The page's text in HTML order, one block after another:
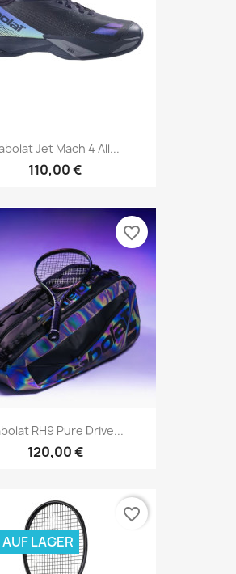
Jet Mach 4 All...
110,00 €
RH9 Pure Drive...
120,00 €
favorite_border
LAGER
favorite_border